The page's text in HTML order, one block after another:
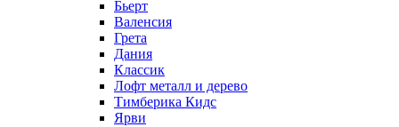
Бьерт
Валенсия
Грета
Дания
Классик
Лофт металл и дерево
Тимберика Кидс
Ярви